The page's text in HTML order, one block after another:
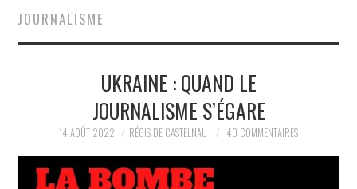
BRÈVES
HISTOIRE
JOURNALISME
UKRAINE : QUAND LE
JOURNALISME S’ÉGARE
14 AOÛT 2022 RÉGIS DE CASTELNAU 40 COMMENTAIRES